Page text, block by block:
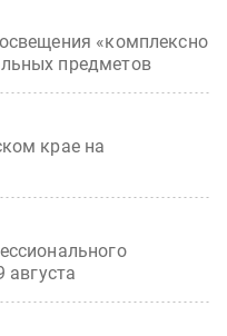
«комплексно
предметов
крае на
августа